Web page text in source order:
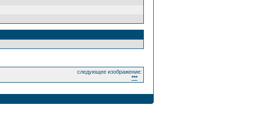
следующее изображение:
***